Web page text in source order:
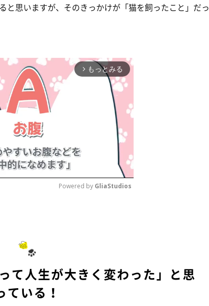
と思いますが、そのきっかけが「猫を飼ったこと」だっ
arrow_forward_ios もっとみる
Powered by GliaStudios
て人生が大きく変わった」と思
ている！